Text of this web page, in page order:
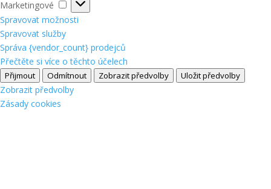
Marketingové
Spravovat možnosti
Spravovat služby
Správa {vendor_count} prodejců
Přečtěte si více o těchto účelech
Přijmout Odmítnout Zobrazit předvolby Uložit předvolby
Zobrazit předvolby
Zásady cookies